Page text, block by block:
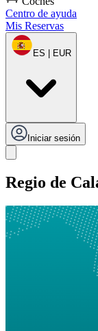
Centro de ayuda
Mis Reservas
ES | EUR
Iniciar sesión
Regio de